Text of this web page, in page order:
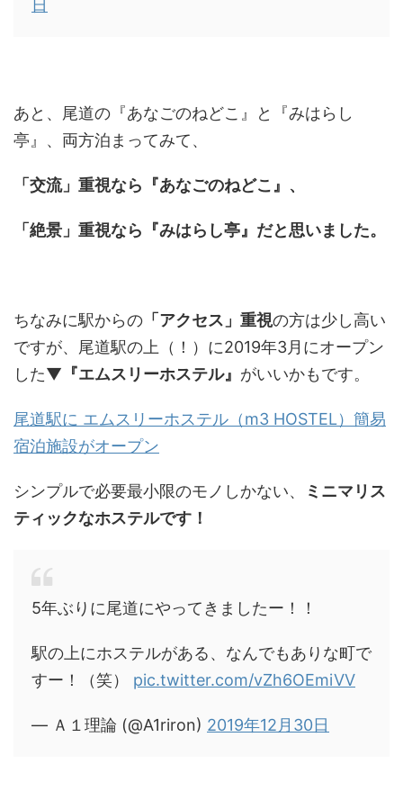
日
あと、尾道の『あなごのねどこ』と『みはらし
亭』、両方泊まってみて、
「交流」重視なら『あなごのねどこ』、
「絶景」重視なら『みはらし亭』だと思いました。
ちなみに駅からの 「アクセス」重視の方は少し高い
ですが、尾道駅の上（！）に2019年3月にオープン
した▼ 『エムスリーホステル』 がいいかもです。
尾道駅に エムスリーホステル（m3 HOSTEL）簡易
宿泊施設がオープン
シンプルで必要最小限のモノしかない、
ミニマリス
ティックなホステルです！
5年ぶりに尾道にやってきましたー！！
駅の上にホステルがある、なんでもありな町で
すー！（笑） pic.twitter.com/vZh6OEmiVV
— Ａ１理論 (@A1riron) 2019年12月30日